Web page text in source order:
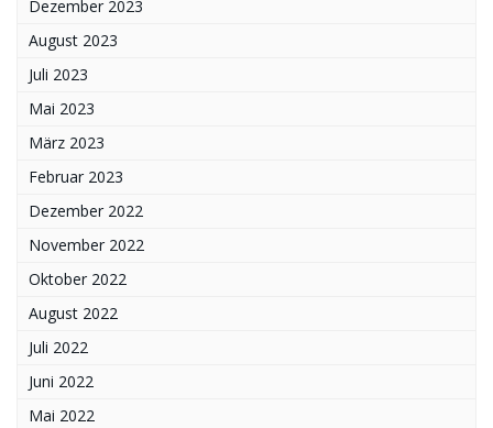
Dezember 2023
August 2023
Juli 2023
Mai 2023
März 2023
Februar 2023
Dezember 2022
November 2022
Oktober 2022
August 2022
Juli 2022
Juni 2022
Mai 2022